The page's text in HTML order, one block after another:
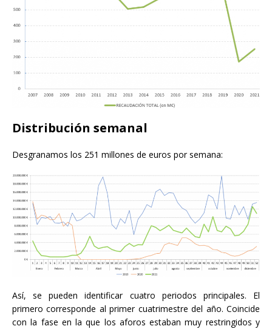
Distribución semanal
Desgranamos los 251 millones de euros por semana:
Así, se pueden identificar cuatro periodos principales. El
primero corresponde al primer cuatrimestre del año. Coincide
con la fase en la que los aforos estaban muy restringidos y